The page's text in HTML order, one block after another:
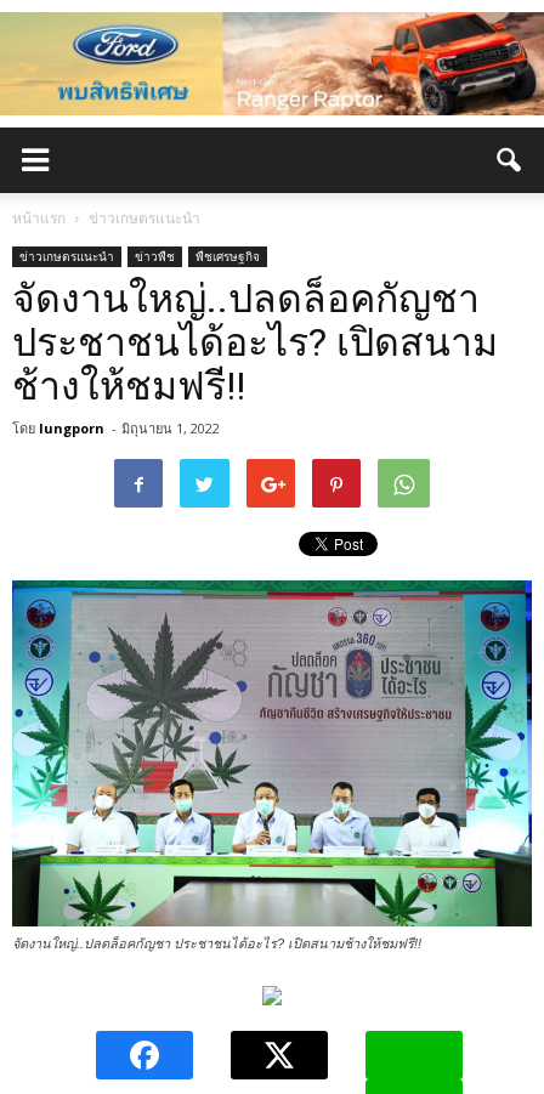
หน้าแรก ข่าวเกษตรแนะนำ
ข่าวเกษตรแนะนำ ข่าวพืช พืชเศรษฐกิจ
จัดงานใหญ่..ปลดล็อคกัญชา
ประชาชนได้อะไร? เปิดสนาม
ช้างให้ชมฟรี!!
โดย lungporn - มิถุนายน 1, 2022
จัดงานใหญ่..ปลดล็อคกัญชา ประชาชนได้อะไร? เปิดสนามช้างให้ชมฟรี!!